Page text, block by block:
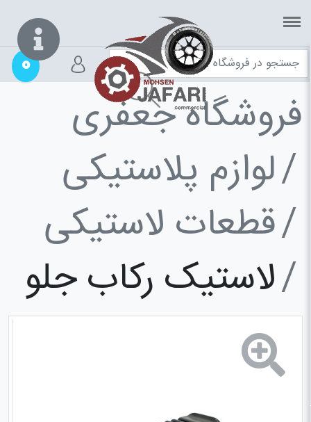
0
فروشگاه جعفری
لوازم پلاستیکی
قطعات لاستیکی
لاستیک رکاب جلو